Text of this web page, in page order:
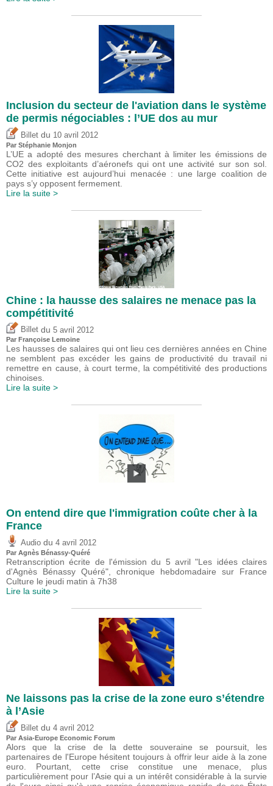
Inclusion du secteur de l'aviation dans le système
de permis négociables : l’UE dos au mur
Billet du 10 avril 2012
Par Stéphanie Monjon
L’UE a adopté des mesures cherchant à limiter les émissions de
CO2 des exploitants d’aéronefs qui ont une activité sur son sol.
Cette initiative est aujourd’hui menacée : une large coalition de
pays s’y opposent fermement.
Lire la suite >
Chine : la hausse des salaires ne menace pas la
compétitivité
Billet du 5 avril 2012
Par Françoise Lemoine
Les hausses de salaires qui ont lieu ces dernières années en Chine
ne semblent pas excéder les gains de productivité du travail ni
remettre en cause, à court terme, la compétitivité des productions
chinoises.
Lire la suite >
On entend dire que l'immigration coûte cher à la
France
Audio du 4 avril 2012
Par Agnès Bénassy-Quéré
Retranscription écrite de l'émission du 5 avril "Les idées claires
d'Agnès Bénassy Quéré", chronique hebdomadaire sur France
Culture le jeudi matin à 7h38
Lire la suite >
Ne laissons pas la crise de la zone euro s’étendre
à l’Asie
Billet du 4 avril 2012
Par Asia-Europe Economic Forum
Alors que la crise de la dette souveraine se poursuit, les
partenaires de l'Europe hésitent toujours à offrir leur aide à la zone
euro. Pourtant, cette crise constitue une menace, plus
particulièrement pour l’Asie qui a un intérêt considérable à la survie